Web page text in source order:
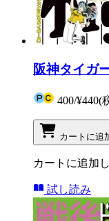
阪神タイガ
400/¥440(
カートに追
カートに追加
試し読み